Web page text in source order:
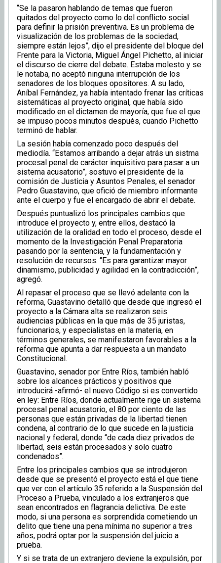
“Se la pasaron hablando de temas que fueron
quitados del proyecto como lo del conflicto social
para definir la prisión preventiva. Es un problema de
visualización de los problemas de la sociedad,
siempre están lejos”, dijo el presidente del bloque del
Frente para la Victoria, Miguel Ángel Pichetto, al iniciar
el discurso de cierre del debate. Estaba molesto y se
le notaba, no aceptó ninguna interrupción de los
senadores de los bloques opositores. A su lado,
Aníbal Fernández, ya había intentado frenar las críticas
sistemáticas al proyecto original, que había sido
modificado en el dictamen de mayoría, que fue el que
se impuso pocos minutos después, cuando Pichetto
terminó de hablar.
La sesión había comenzado poco después del
mediodía. “Estamos arribando a dejar atrás un sistma
procesal penal de carácter inquisitivo para pasar a un
sistema acusatorio”, sostuvo el presidente de la
comisión de Justicia y Asuntos Penales, el senador
Pedro Guastavino, que ofició de miembro informante
ante el cuerpo y fue el encargado de abrir el debate.
Después puntualizó los principales cambios que
introduce el proyecto y, entre ellos, destacó la
utilización de la oralidad en todo el proceso, desde el
momento de la Investigación Penal Preparatoria
pasando por la sentencia, y la fundamentación y
resolución de recursos. “Es para garantizar mayor
dinamismo, publicidad y agilidad en la contradicción”,
agregó.
Al repasar el proceso que se llevó adelante con la
reforma, Guastavino detalló que desde que ingresó el
proyecto a la Cámara alta se realizaron seis
audiencias públicas en la que más de 35 juristas,
funcionarios, y especialistas en la materia, en
términos generales, se manifestaron favorables a la
reforma que apunta a dar respuesta a un mandato
Constitucional.
Guastavino, senador por Entre Ríos, también habló
sobre los alcances prácticos y positivos que
introducirá -afirmó- el nuevo Código si es convertido
en ley: Entre Ríos, donde actualmente rige un sistema
procesal penal acusatorio, el 80 por ciento de las
personas que están privadas de la libertad tienen
condena, al contrario de lo que sucede en la justicia
nacional y federal, donde “de cada diez privados de
libertad, seis están procesados y solo cuatro
condenados”.
Entre los principales cambios que se introdujeron
desde que se presentó el proyecto está el que tiene
que ver con el artículo 35 referido a la Suspensión del
Proceso a Prueba, vinculado a los extranjeros que
sean encontrados en flagrancia delictiva. De este
modo, si una persona es sorprendida cometiendo un
delito que tiene una pena mínima no superior a tres
años, podrá optar por la suspensión del juicio a
prueba.
Y si se trata de un extranjero deviene la expulsión, por